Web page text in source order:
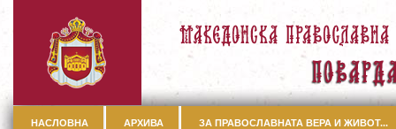
НАСЛОВНА АРХИВА ЗА ПРАВОСЛАВНАТА ВЕРА И ЖИВОТ...